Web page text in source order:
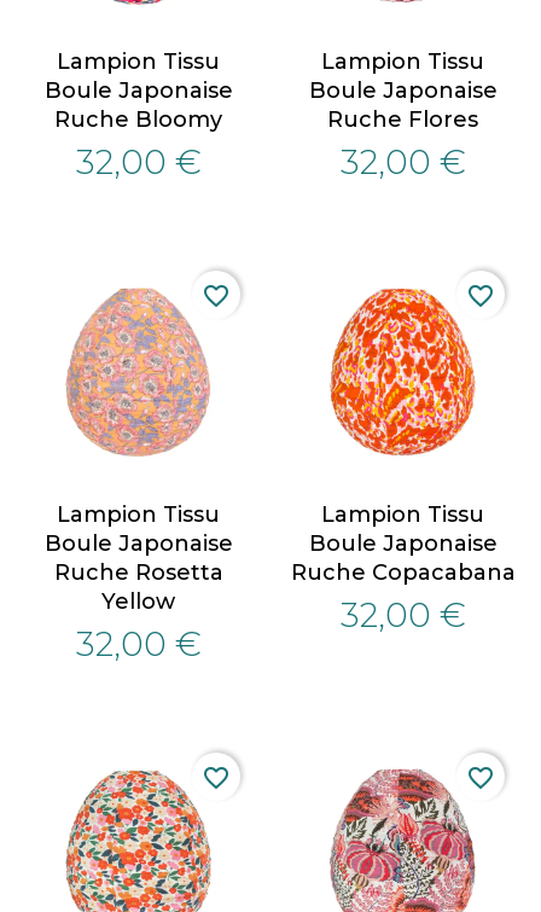
Lampion Tissu
Boule Japonaise
Ruche Bloomy
32,00 €
Lampion Tissu
Boule Japonaise
Ruche Flores
32,00 €
Lampion Tissu
Boule Japonaise
Ruche Rosetta
Yellow
32,00 €
favorite_border
Lampion Tissu
Boule Japonaise
Ruche Copacabana
32,00 €
favorite_border
favorite_border favorite_border